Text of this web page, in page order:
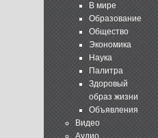
В мире
Образование
Общество
Экономика
Наука
Палитра
Здоровый
образ жизни
Объявления
Видео
Аудио